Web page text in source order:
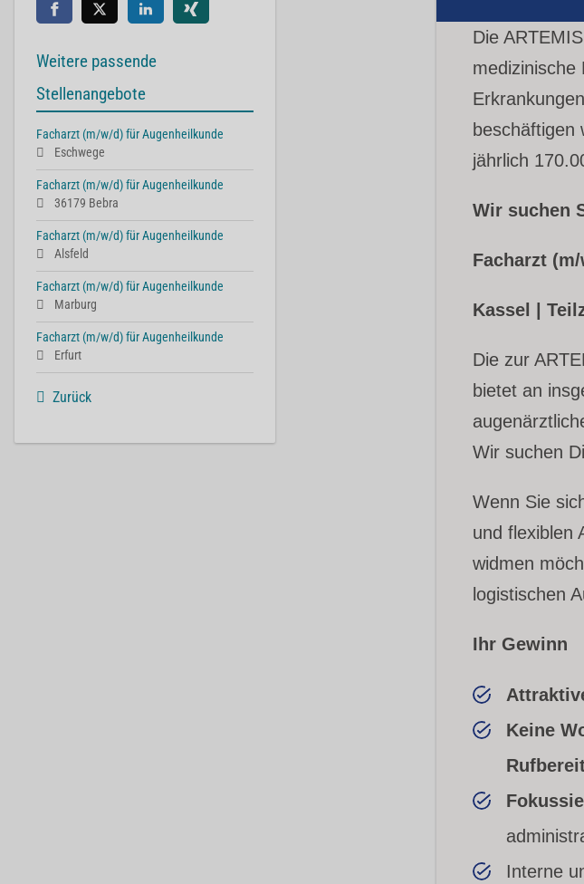
Die
medizinische
beschäftigen
jährlich
Wir suchen
Facharzt
Kassel |
Die zur
bietet an
Wir suchen
Wenn Sie
und flexiblen
widmen
logistischen
Ihr Gewinn
Keine
Interne
Weitere passende
Stellenangebote
Facharzt (m/w/d) für Augenheilkunde
Eschwege
Facharzt (m/w/d) für Augenheilkunde
36179 Bebra
Facharzt (m/w/d) für Augenheilkunde
Alsfeld
Facharzt (m/w/d) für Augenheilkunde
Marburg
Facharzt (m/w/d) für Augenheilkunde
Erfurt
Zurück